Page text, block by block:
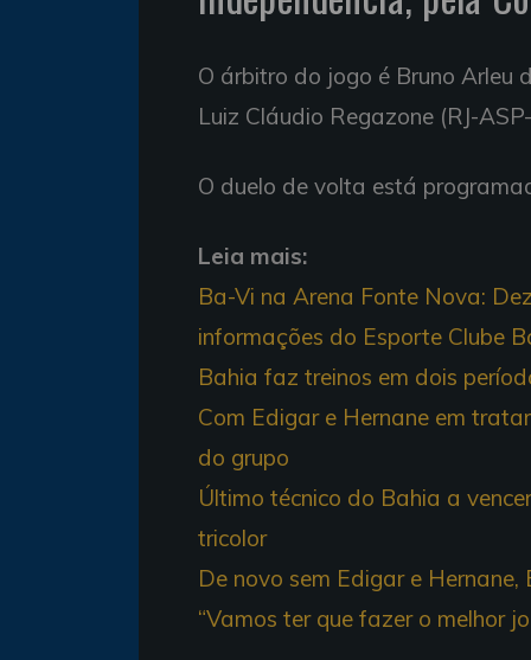
O árbitro do jogo é Bruno Arleu
Luiz Cláudio Regazone (RJ-
O duelo de volta está
Leia mais:
Ba-Vi na Arena Fonte Nova:
informações do Esporte Clube
Bahia faz treinos em dois
Com Edigar e Hernane em
do grupo
Último técnico do Bahia a
tricolor
De novo sem Edigar e
“Vamos ter que fazer o melhor